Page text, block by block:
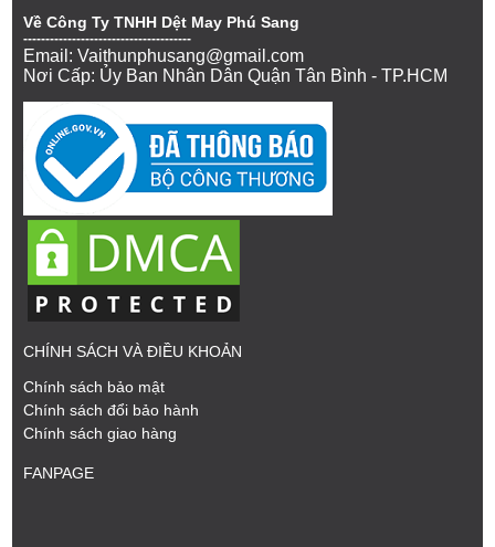
Về Công Ty TNHH Dệt May Phú Sang
--------------------------------------
Email: Vaithunphusang@gmail.com
Nơi Cấp: Ủy Ban Nhân Dân Quận Tân Bình - TP.HCM
CHÍNH SÁCH VÀ ĐIỀU KHOẢN
Chính sách bảo mật
Chính sách đổi bảo hành
Chính sách giao hàng
FANPAGE